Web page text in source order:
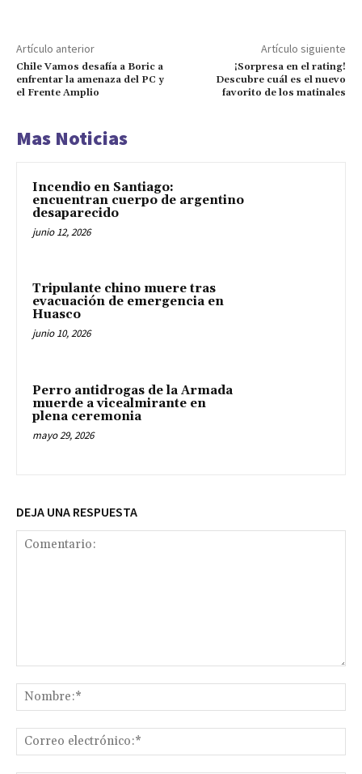
Artículo anterior
Chile Vamos desafía a Boric a
enfrentar la amenaza del PC y
el Frente Amplio
Artículo siguiente
¡Sorpresa en el rating!
Descubre cuál es el nuevo
favorito de los matinales
Mas Noticias
Incendio en Santiago:
encuentran cuerpo de argentino
desaparecido
junio 12, 2026
Tripulante chino muere tras
evacuación de emergencia en
Huasco
junio 10, 2026
Perro antidrogas de la Armada
muerde a vicealmirante en
plena ceremonia
mayo 29, 2026
DEJA UNA RESPUESTA